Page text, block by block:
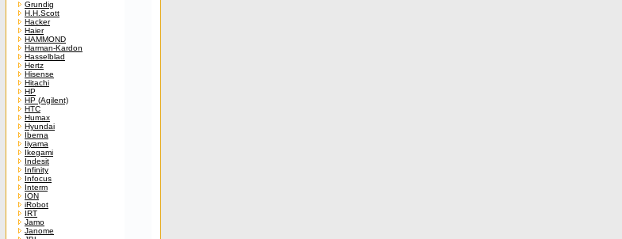
Grundig
H.H.Scott
Hacker
Haier
HAMMOND
Harman-Kardon
Hasselblad
Hertz
Hisense
Hitachi
HP
HP (Agilent)
HTC
Humax
Hyundai
Iberna
Iiyama
Ikegami
Indesit
Infinity
Infocus
Interm
ION
iRobot
IRT
Jamo
Janome